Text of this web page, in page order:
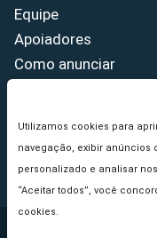
Utilizamos cookies para
navegação, exibir anúncios
personalizado e analisar
“Aceitar todos”, você
cookies.
Equipe
Apoiadores
Como anunciar
Princípios Editoriais
Copyright ©